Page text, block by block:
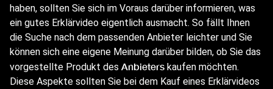
haben, sollten Sie sich im Voraus darüber informieren, was
ein gutes Erklärvideo eigentlich ausmacht. So fällt Ihnen
die Suche nach dem passenden Anbieter leichter und Sie
können sich eine eigene Meinung darüber bilden, ob Sie das
vorgestellte Produkt des Anbieters kaufen möchten.
Diese Aspekte sollten Sie bei dem Kauf eines Erklärvideos